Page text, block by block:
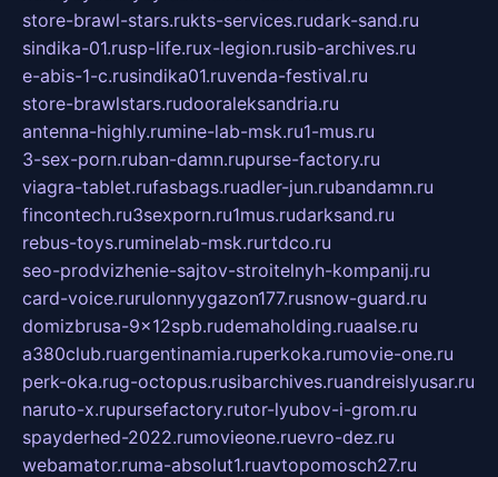
store-brawl-stars.rukts-services.rudark-sand.ru
sindika-01.rusp-life.rux-legion.rusib-archives.ru
e-abis-1-c.rusindika01.ruvenda-festival.ru
store-brawlstars.rudooraleksandria.ru
antenna-highly.rumine-lab-msk.ru1-mus.ru
3-sex-porn.ruban-damn.rupurse-factory.ru
viagra-tablet.rufasbags.ruadler-jun.rubandamn.ru
fincontech.ru3sexporn.ru1mus.rudarksand.ru
rebus-toys.ruminelab-msk.rurtdco.ru
seo-prodvizhenie-sajtov-stroitelnyh-kompanij.ru
card-voice.rurulonnyygazon177.rusnow-guard.ru
domizbrusa-9x12spb.rudemaholding.ruaalse.ru
a380club.ruargentinamia.ruperkoka.rumovie-one.ru
perk-oka.rug-octopus.rusibarchives.ruandreislyusar.ru
naruto-x.rupursefactory.rutor-lyubov-i-grom.ru
spayderhed-2022.rumovieone.ruevro-dez.ru
webamator.ruma-absolut1.ruavtopomosch27.ru